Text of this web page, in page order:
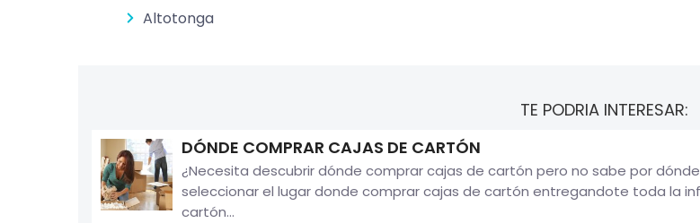
Altotonga
TE PODRIA INTERESAR:
DÓNDE COMPRAR CAJAS DE CARTÓN
¿Necesita descubrir dónde comprar cajas de cartón pero no sabe por
seleccionar el lugar donde comprar cajas de cartón entregandote toda la
cartón...